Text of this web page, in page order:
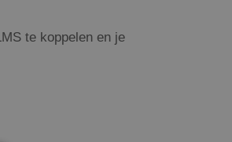
te koppelen en je